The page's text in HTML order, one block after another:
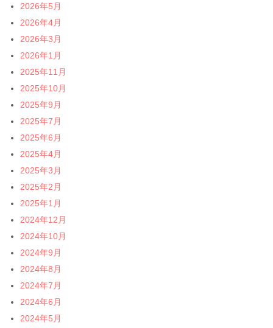
2026年5月
2026年4月
2026年3月
2026年1月
2025年11月
2025年10月
2025年9月
2025年7月
2025年6月
2025年4月
2025年3月
2025年2月
2025年1月
2024年12月
2024年10月
2024年9月
2024年8月
2024年7月
2024年6月
2024年5月